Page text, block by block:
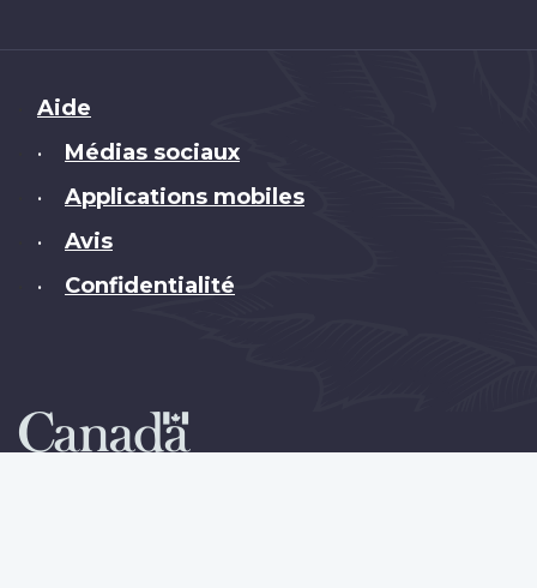
Brand
Aide
• Médias sociaux
• Applications mobiles
• Avis
• Confidentialité